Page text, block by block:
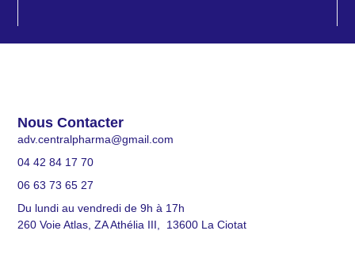
Nous Contacter
adv.centralpharma@gmail.com
04 42 84 17 70
06 63 73 65 27
Du lundi au vendredi de 9h à 17h
260 Voie Atlas, ZA Athélia III, 13600 La Ciotat